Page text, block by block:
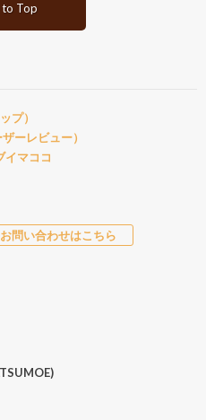
to Top
プ）
ーレビュー）
イマココ
問い合わせはこちら